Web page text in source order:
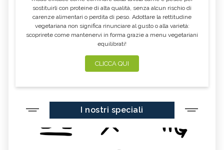
SINUSITE CANDIDA
MONONUCLEOSI CANDIDA AURIS
CHERATOSI HERPES
OZONOTERAPIA RETTALE
SONNO DEL NEONATO E DEL
BAMBINO
LE ORE DA DEDICARE AL SONNO
sostituirli con proteine di alta qualità, senza alcun rischio di
carenze alimentari o perdita di peso. Adottare la rettitudine
vegetariana non significa rinunciare al gusto o alla varietà:
scoprirete come mantenervi in forma grazie a menu vegetariani
equilibrati!
CLICCA QUI
I nostri speciali